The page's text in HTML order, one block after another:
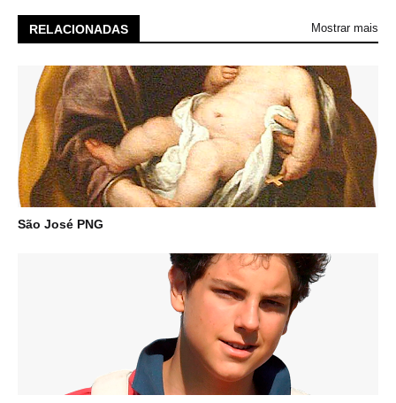
RELACIONADAS Mostrar mais
São José PNG